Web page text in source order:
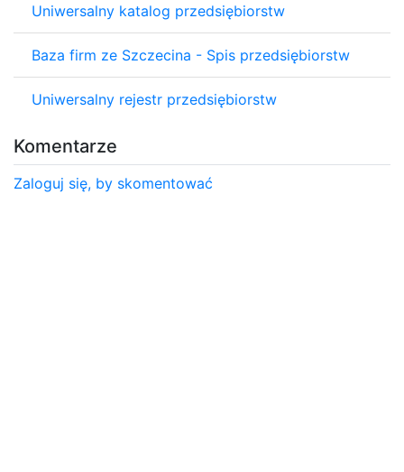
Uniwersalny katalog przedsiębiorstw
Baza firm ze Szczecina - Spis przedsiębiorstw
Uniwersalny rejestr przedsiębiorstw
Komentarze
Zaloguj się, by skomentować